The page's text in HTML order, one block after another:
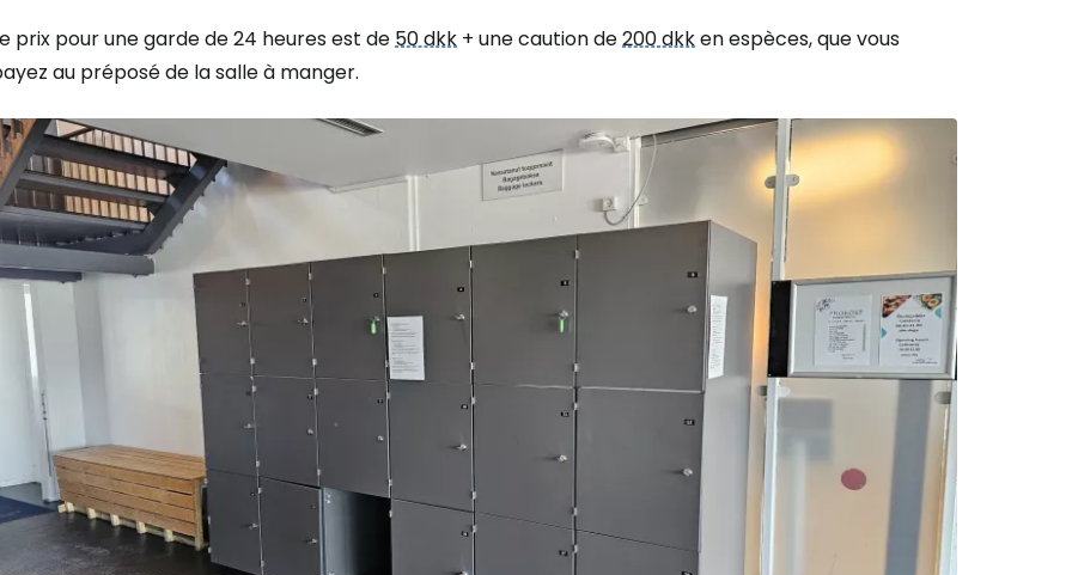
prix pour une garde de 24 heures est de50 dkk + une caution de200 dkken espèces, que vous
au préposé de la salle à manger.